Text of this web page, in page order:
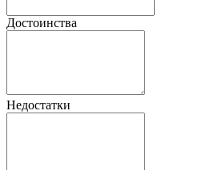
Достоинства
Недостатки